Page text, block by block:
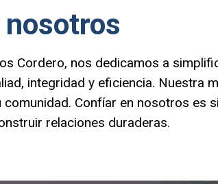
nosotros
Cordero, nos dedicamos a
integridad y eficiencia. Nuestra
Confíar en nosotros es
relaciones duraderas.